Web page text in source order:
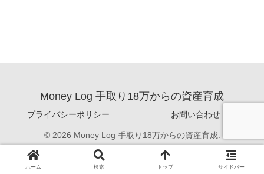
Money Log 手取り18万からの資産育成
プライバシーポリシー お問い合わせ
© 2026 Money Log 手取り18万からの資産育成.
ホーム 検索 トップ サイドバー